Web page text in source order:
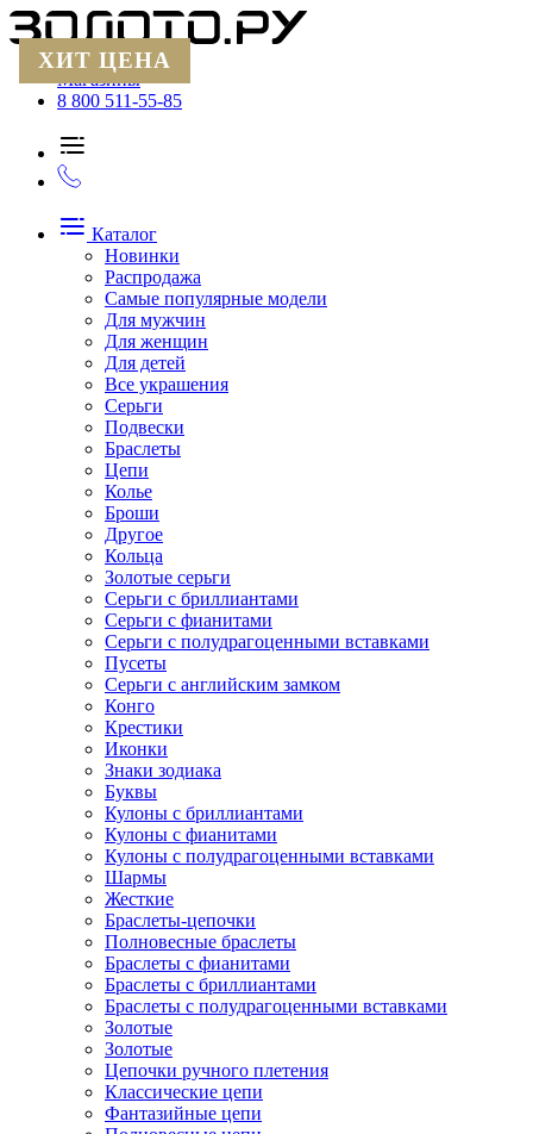
Магазины
8 800 511-55-85
Каталог
Новинки
Распродажа
Самые популярные модели
Для мужчин
Для женщин
Для детей
Все украшения
Серьги
Подвески
Браслеты
Цепи
Колье
Броши
Другое
Кольца
Золотые серьги
Серьги с бриллиантами
Серьги с фианитами
Серьги с полудрагоценными вставками
Пусеты
Серьги с английским замком
Конго
Крестики
Иконки
Знаки зодиака
Буквы
Кулоны с бриллиантами
Кулоны с фианитами
Кулоны с полудрагоценными вставками
Шармы
Жесткие
Браслеты-цепочки
Полновесные браслеты
Браслеты с фианитами
Браслеты с бриллиантами
Браслеты с полудрагоценными вставками
Золотые
Золотые
Цепочки ручного плетения
Классические цепи
Фантазийные цепи
ХИТ ЦЕНА